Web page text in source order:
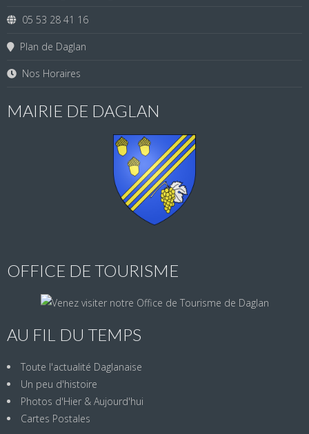
05 53 28 41 16
Plan de Daglan
Nos Horaires
MAIRIE DE DAGLAN
OFFICE DE TOURISME
AU FIL DU TEMPS
Toute l'actualité Daglanaise
Un peu d'histoire
Photos d'Hier & Aujourd'hui
Cartes Postales